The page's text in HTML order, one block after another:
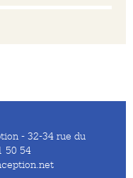
- 32-34 rue du
50 54